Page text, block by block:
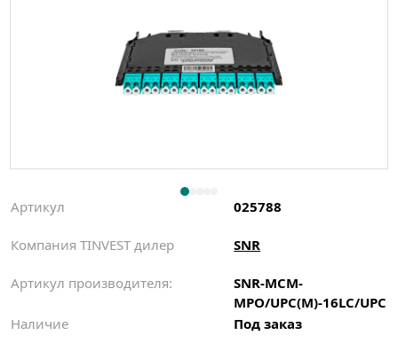
Артикул 025788
Компания TINVEST дилер SNR
Артикул производителя:
SNR-MCM-
MPO/UPC(M)-16LC/UPC
Наличие
Под заказ